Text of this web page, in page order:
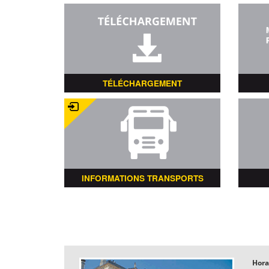
TÉLÉCHARGEMENT
INFORMATIONS TRANSPORTS